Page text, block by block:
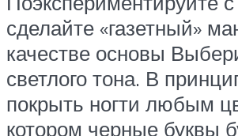
сделайте «газетный»
качестве основы
светлого тона. В
покрыть ногти любым
котором черные буквы